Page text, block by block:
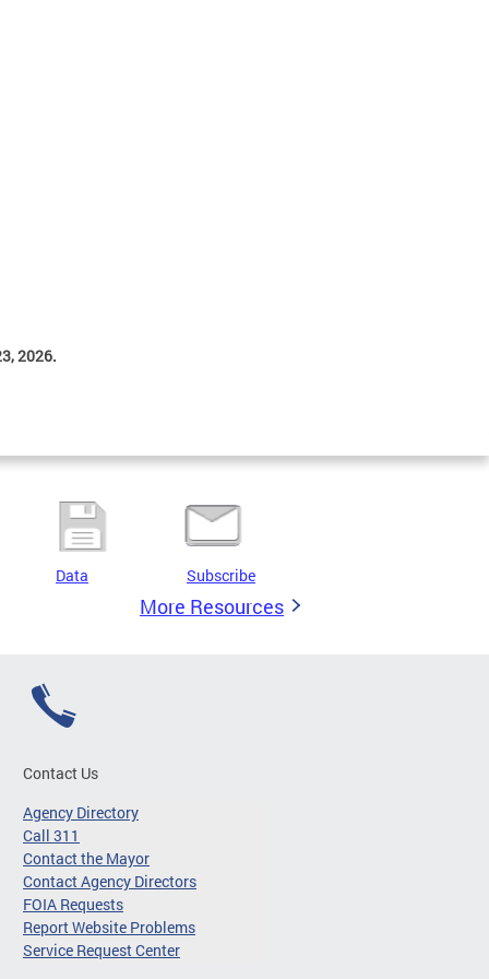
2026.
Data Subscribe
More Resources
Contact Us
Agency Directory
Call 311
Contact the Mayor
Contact Agency Directors
FOIA Requests
Report Website Problems
Service Request Center